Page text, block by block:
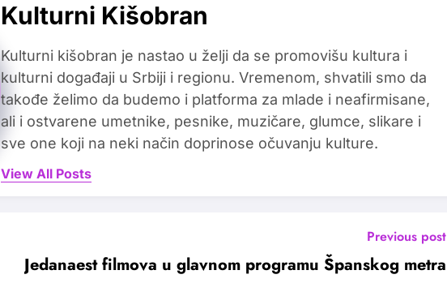
Kulturni Kišobran
Kulturni kišobran je nastao u želji da se promovišu kultura i
kulturni događaji u Srbiji i regionu. Vremenom, shvatili smo da
takođe želimo da budemo i platforma za mlade i neafirmisane,
ali i ostvarene umetnike, pesnike, muzičare, glumce, slikare i
sve one koji na neki način doprinose očuvanju kulture.
View All Posts
Previous post
Jedanaest filmova u glavnom programu Španskog metra